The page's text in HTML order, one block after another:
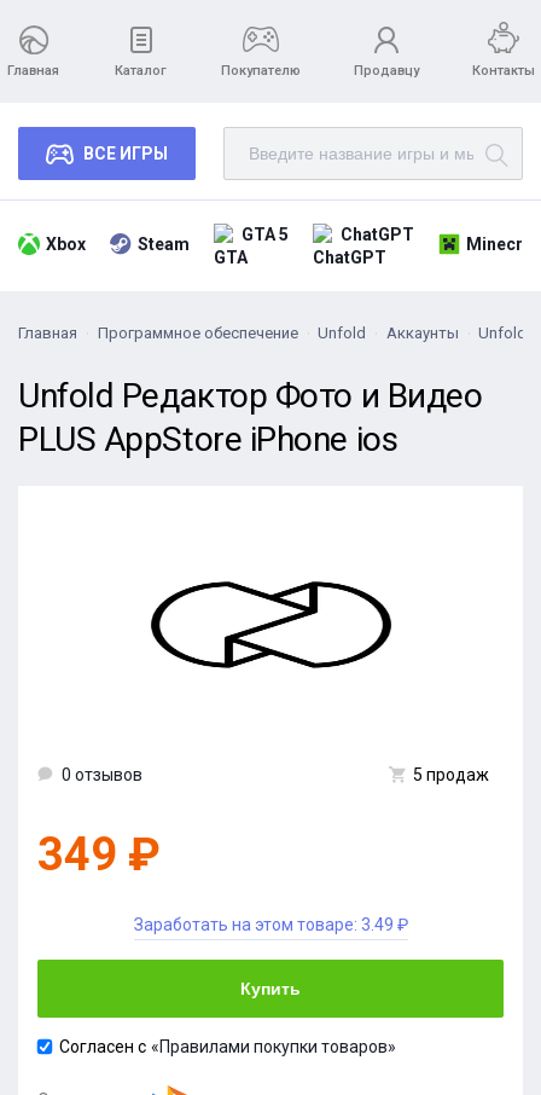
Главная Каталог Покупателю Продавцу Контакты
ВСЕ ИГРЫ
Xbox Steam GTA 5 ChatGPT
Главная Программное обеспечение Unfold Аккаунты Unfold
Unfold Редактор Фото и Видео
PLUS AppStore iPhone ios
0 отзывов 5 продаж
349 ₽
Заработать на этом товаре: 3.49 ₽
Купить
Согласен с «Правилами покупки товаров»